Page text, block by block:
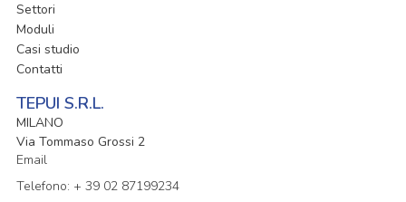
Settori
Moduli
Casi studio
Contatti
TEPUI S.r.l.
MILANO
Via Tommaso Grossi 2
Email
Telefono: + 39 02 87199234